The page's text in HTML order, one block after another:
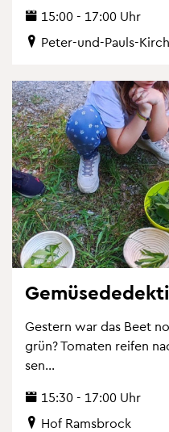
15:00 - 17:00 Uhr
Peter-und-Pauls-
Ges­tern war das Beet
grün? To­ma­ten rei­fen
sen...
15:30 - 17:00 Uhr
Hof Rams­b­rock